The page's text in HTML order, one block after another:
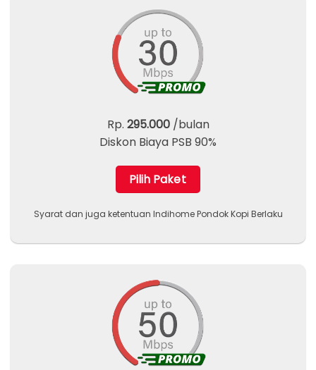
Rp. 295.000/bulan
Diskon Biaya PSB 90%
Pilih Paket
Syarat dan juga ketentuan Indihome Pondok Kopi Berlaku